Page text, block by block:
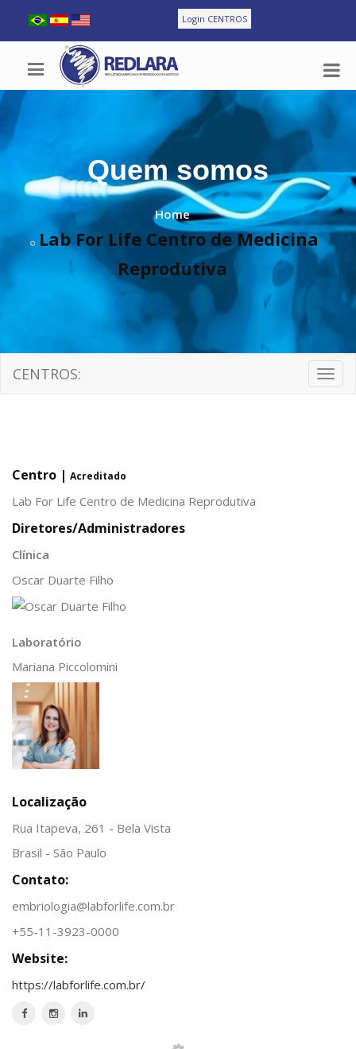
Login CENTROS
Quem somos
Home
Lab For Life Centro de Medicina
Reprodutiva
CENTROS:
Centro | Acreditado
Lab For Life Centro de Medicina Reprodutiva
Diretores/Administradores
Clínica
Oscar Duarte Filho
Laboratório
Mariana Piccolomini
Localização
Rua Itapeva, 261 - Bela Vista
Brasil - São Paulo
Contato:
embriologia@labforlife.com.br
+55-11-3923-0000
Website:
https://labforlife.com.br/